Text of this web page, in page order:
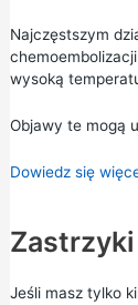
Najczęstszym
wysoką
Objawy te mogą
Dowiedz się
Jeśli masz tylko